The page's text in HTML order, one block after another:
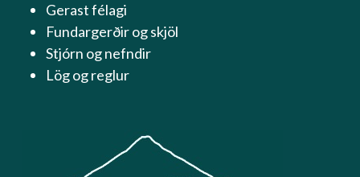
Gerast félagi
Fundargerðir og skjöl
Stjórn og nefndir
Lög og reglur